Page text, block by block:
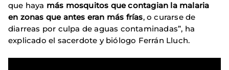
que haya más mosquitos que contagian la malaria
en zonas que antes eran más frías, o curarse de
diarreas por culpa de aguas contaminadas”, ha
explicado el sacerdote y biólogo Ferrán Lluch.